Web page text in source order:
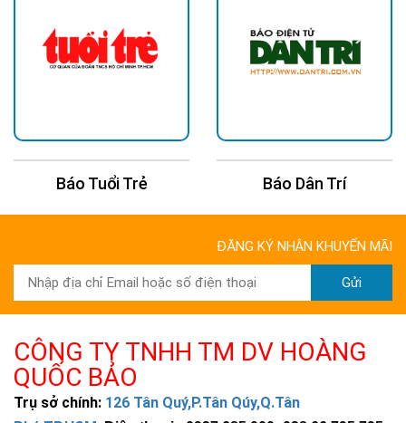
Báo Tuổi Trẻ Báo Dân Trí
ĐĂNG KÝ NHẬN KHUYẾN MÃI
Gửi
CÔNG TY TNHH TM DV HOÀNG
QUỐC BẢO
Trụ sở chính: 126 Tân Quý,P.Tân Qúy,Q.Tân